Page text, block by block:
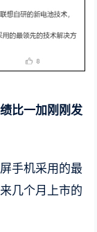
比一加刚刚发
手机采用的最
几个月上市的